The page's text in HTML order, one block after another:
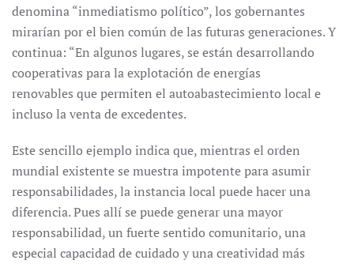
denomina “inmediatismo político”, los gobernantes
mirarían por el bien común de las futuras generaciones. Y
continua: “En algunos lugares, se están desarrollando
cooperativas para la explotación de energías
renovables que permiten el autoabastecimiento local e
incluso la venta de excedentes.
Este sencillo ejemplo indica que, mientras el orden
mundial existente se muestra impotente para asumir
responsabilidades, la instancia local puede hacer una
diferencia. Pues allí se puede generar una mayor
responsabilidad, un fuerte sentido comunitario, una
especial capacidad de cuidado y una creatividad más